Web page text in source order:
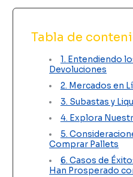
Tabla de
1. Entendiendo
Devoluciones
2. Mercados en
3. Subastas y
4. Explora
5.
Comprar Pallets
6. Casos de
Han Prosperado